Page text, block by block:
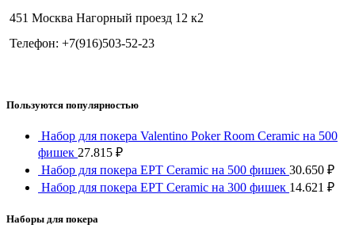
451 Москва Нагорный проезд 12 к2
Телефон: +7(916)503-52-23
Пользуются популярностью
Набор для покера Valentino Poker Room Ceramic на 500
фишек 27.815 ₽
Набор для покера EPT Ceramic на 500 фишек 30.650 ₽
Набор для покера EPT Ceramic на 300 фишек 14.621 ₽
Наборы для покера